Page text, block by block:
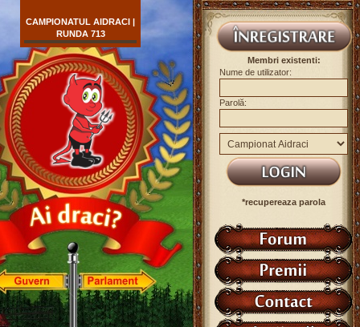
CAMPIONATUL AIDRACI |
RUNDA 713
Membri existenti:
Nume de utilizator:
Parolă:
*recupereaza parola